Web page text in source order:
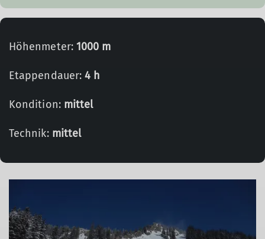
Höhenmeter: 1000 m
Etappendauer:4 h
Kondition: mittel
Technik: mittel